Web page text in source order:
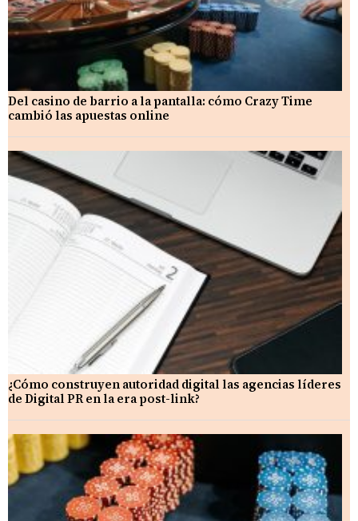
Del casino de barrio a la pantalla: cómo Crazy Time
cambió las apuestas online
¿Cómo construyen autoridad digital las agencias líderes
de Digital PR en la era post-link?